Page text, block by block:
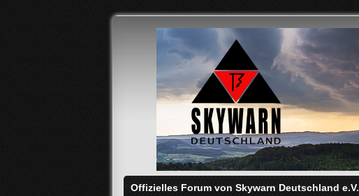
Offizielles Forum von Skywarn Deutschland e.V.